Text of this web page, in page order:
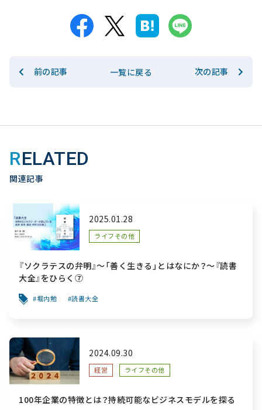
前の記事 一覧に戻る 次の記事
RELATED
関連記事
2025.01.28
ライフその他
『ソクラテスの弁明』～「善く生きる」とはなにか？～『読書
大全』をひらく⑦
堀内勉 読書大全
2024.09.30
経営 ライフその他
100年企業の特徴とは？持続可能なビジネスモデルを探る